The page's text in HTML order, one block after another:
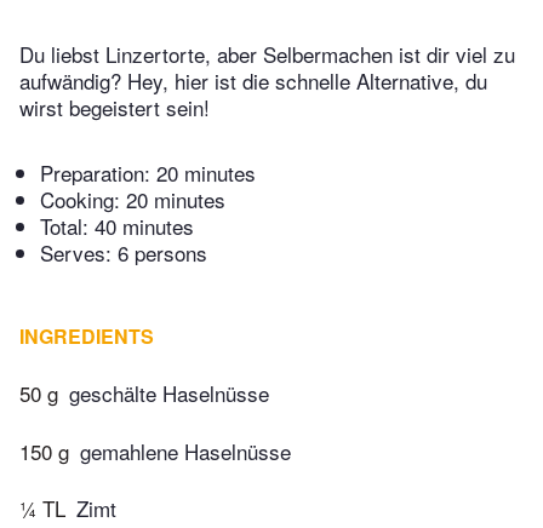
Du liebst Linzertorte, aber Selbermachen ist dir viel zu
aufwändig? Hey, hier ist die schnelle Alternative, du
wirst begeistert sein!
Preparation: 20 minutes
Cooking: 20 minutes
Total: 40 minutes
Serves: 6 persons
INGREDIENTS
50 g geschälte Haselnüsse
150 g gemahlene Haselnüsse
¼ TL Zimt